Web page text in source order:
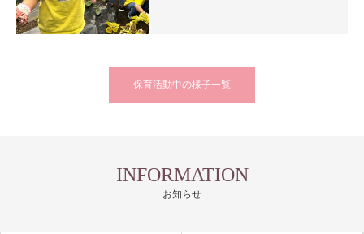
保育活動中の様子一覧
INFORMATION
お知らせ